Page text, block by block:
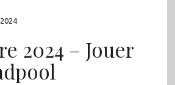
2024 – Jouer